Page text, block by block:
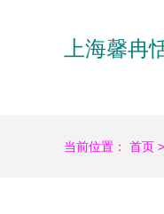
上海馨冉
当前位置： 首页 >